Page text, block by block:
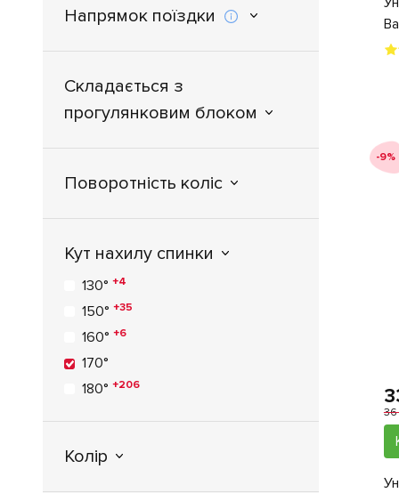
Silver - Cross 7
Tutek
Tutis
Напрямок поїздки
Складається з
прогулянковим блоком
Поворотність коліс
Кут нахилу спинки
130° +4
150° +35
160° +6
170°
180° +206
Колір
-9%
36